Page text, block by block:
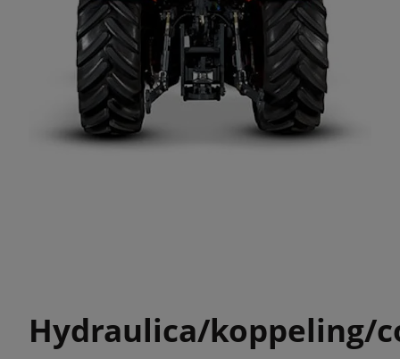
Hydraulica/koppeling/